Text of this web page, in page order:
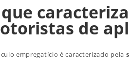
de
empregatício é caracterizado pela